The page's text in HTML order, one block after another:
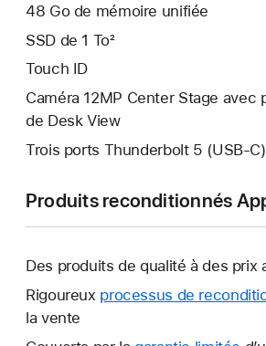
48 Go de mémoire unifiée
SSD de 1 To²
Touch ID
Caméra 12MP Center Stage avec
de Desk View
Trois ports Thunderbolt 5 (USB‑C)
Produits reconditionnés
Des produits de qualité à des prix
Rigoureux processus de
la vente